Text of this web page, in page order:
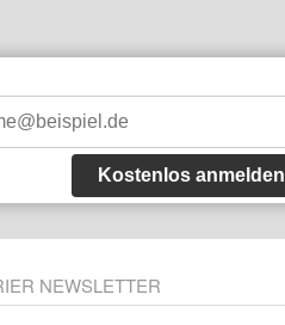
Kostenlos anmelden
NEWSLETTER